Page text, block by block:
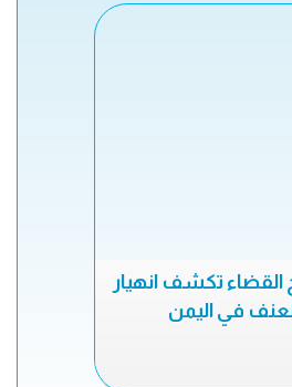
القضاء تكشف انهيار
في اليمن